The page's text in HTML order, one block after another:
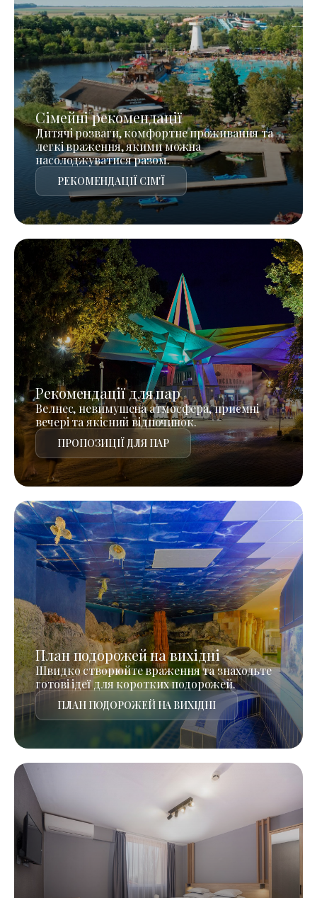
Сімейні рекомендації
Дитячі розваги, комфортне проживання та
легкі враження, якими можна
насолоджуватися разом.
РЕКОМЕНДАЦІЇ СІМ'Ї
Рекомендації для пар
Велнес, невимушена атмосфера, приємні
вечері та якісний відпочинок.
ПРОПОЗИЦІЇ ДЛЯ ПАР
План подорожей на вихідні
Швидко створюйте враження та знаходьте
готові ідеї для коротких подорожей.
ПЛАН ПОДОРОЖЕЙ НА ВИХІДНІ